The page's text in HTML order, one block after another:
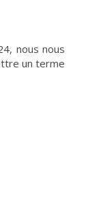
nous nous
un terme